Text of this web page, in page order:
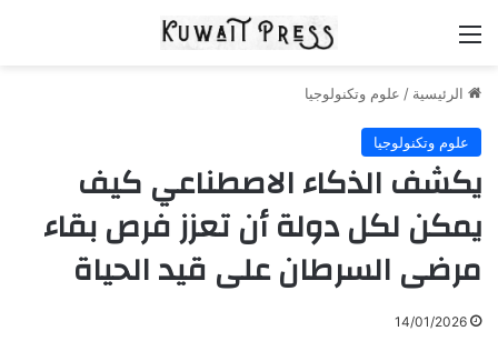
الرئيسية / علوم وتكنولوجيا
علوم وتكنولوجيا
يكشف الذكاء الاصطناعي كيف
يمكن لكل دولة أن تعزز فرص بقاء
مرضى السرطان على قيد الحياة
14/01/2026